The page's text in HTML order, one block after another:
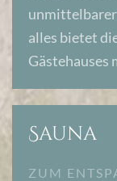
unmittelbarer
alles bietet
Gästehauses
Sauna
ZUM